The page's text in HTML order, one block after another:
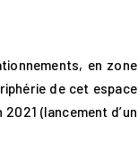
en zone
de cet espace
(lancement d’un